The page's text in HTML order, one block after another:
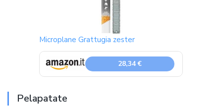
Microplane Grattugia zester
28,34 €
Pelapatate